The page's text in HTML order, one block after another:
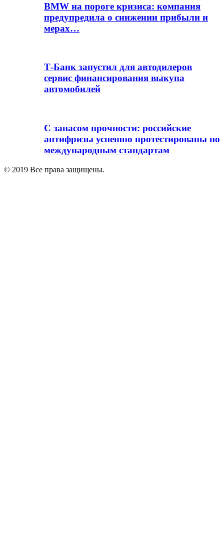
BMW на пороге кризиса: компания
предупредила о снижении прибыли и
мерах…
Т-Банк запустил для автодилеров
сервис финансирования выкупа
автомобилей
С запасом прочности: российские
антифризы успешно протестированы по
международным стандартам
© 2019 Все права защищены.